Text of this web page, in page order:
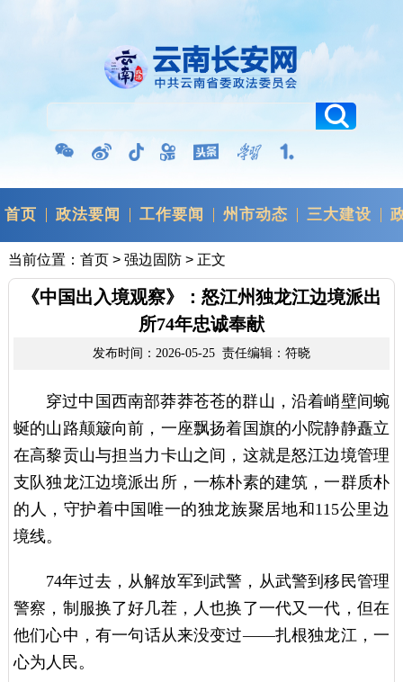
首页 政法要闻 工作要闻 州市动态 三大建设
当前位置： 首页> 强边固防> 正文
《中国出入境观察》：怒江州独龙江边境派出
所74年忠诚奉献
发布时间：2026-05-25 责任编辑：符晓
穿过中国西南部莽莽苍苍的群山，沿着峭壁间蜿
蜒的山路颠簸向前，一座飘扬着国旗的小院静静矗立
在高黎贡山与担当力卡山之间，这就是怒江边境管理
支队独龙江边境派出所，一栋朴素的建筑，一群质朴
的人，守护着中国唯一的独龙族聚居地和115公里边
境线。
74年过去，从解放军到武警，从武警到移民管理
警察，制服换了好几茬，人也换了一代又一代，但在
他们心中，有一句话从来没变过——扎根独龙江，一
心为人民。